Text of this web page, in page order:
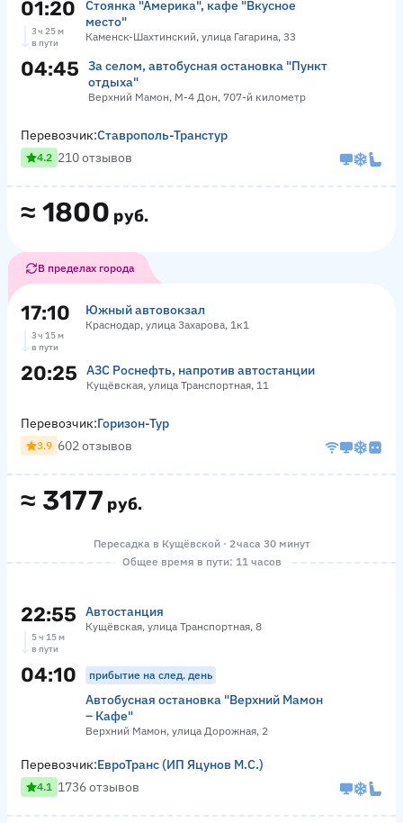
01:20
Стоянка "Америка", кафе "Вкусное
место"
Каменск-Шахтинский, улица Гагарина, 33
3 ч 25 м
в пути
04:45
За селом, автобусная остановка "Пункт
отдыха"
Верхний Мамон, М-4 Дон, 707-й километр
≈ 1800 руб.
Перевозчик:Ставрополь-Транстур
4.2 210 отзывов
В пределах города
17:10 Южный автовокзал
Краснодар, улица Захарова, 1к1
3 ч 15 м
в пути
20:25 АЗС Роснефть, напротив автостанции
Кущёвская, улица Транспортная, 11
≈ 3177 руб.
Перевозчик:Горизон-Тур
3.9 602 отзывов
Пересадка в Кущёвской · 2 часа 30 минут
Общее время в пути: 11 часов
22:55 Автостанция
Кущёвская, улица Транспортная, 8
5 ч 15 м
в пути
04:10 прибытие на след. день
Автобусная остановка "Верхний Мамон
– Кафе"
Верхний Мамон, улица Дорожная, 2
Перевозчик:ЕвроТранс (ИП Яцунов М.С.)
4.1 1736 отзывов